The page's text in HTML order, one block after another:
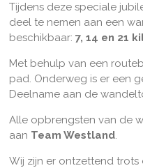
Tijdens deze speciale
deel te nemen aan een
beschikbaar: 7, 14 en 21
Met behulp van een
pad. Onderweg is er een
Deelname aan de
Alle opbrengsten van de
aan Team Westland.
Wij zijn er ontzettend